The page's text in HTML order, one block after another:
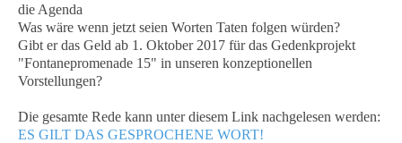
die Agenda
Was wäre wenn jetzt seien Worten Taten folgen würden?
Gibt er das Geld ab 1. Oktober 2017 für das Gedenkprojekt
"Fontanepromenade 15" in unseren konzeptionellen
Vorstellungen?
Die gesamte Rede kann unter diesem Link nachgelesen werden:
ES GILT DAS GESPROCHENE WORT!